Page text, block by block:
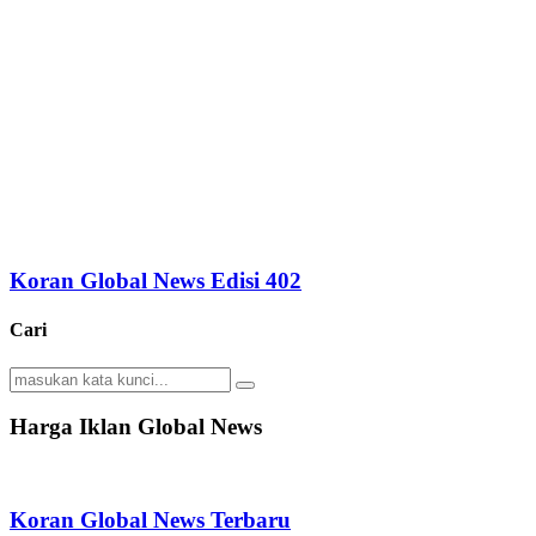
Koran Global News Edisi 402
Cari
Search
for:
Search
Harga Iklan Global News
Koran Global News Terbaru